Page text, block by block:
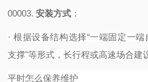
00003.安装方式 ‌：
· 根据设备结构选择“一端固定一端
支撑"等形式，长行程或高速场合建
平时怎么保养维护